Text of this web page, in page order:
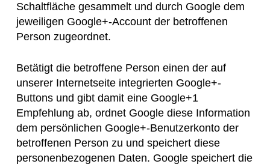
Schaltfläche gesammelt und durch Google dem
jeweiligen Google+-Account der betroffenen
Person zugeordnet.
Betätigt die betroffene Person einen der auf
unserer Internetseite integrierten Google+-
Buttons und gibt damit eine Google+1
Empfehlung ab, ordnet Google diese Information
dem persönlichen Google+-Benutzerkonto der
betroffenen Person zu und speichert diese
personenbezogenen Daten. Google speichert die